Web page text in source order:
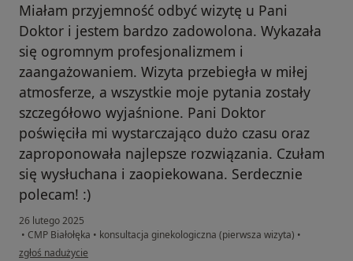
Miałam przyjemność odbyć wizytę u Pani
Doktor i jestem bardzo zadowolona. Wykazała
się ogromnym profesjonalizmem i
zaangażowaniem. Wizyta przebiegła w miłej
atmosferze, a wszystkie moje pytania zostały
szczegółowo wyjaśnione. Pani Doktor
poświęciła mi wystarczająco dużo czasu oraz
zaproponowała najlepsze rozwiązania. Czułam
się wysłuchana i zaopiekowana. Serdecznie
polecam! :)
26 lutego 2025
• CMP Białołęka • konsultacja ginekologiczna (pierwsza wizyta) •
w opinii użytkownika Magdalena
zgłoś nadużycie